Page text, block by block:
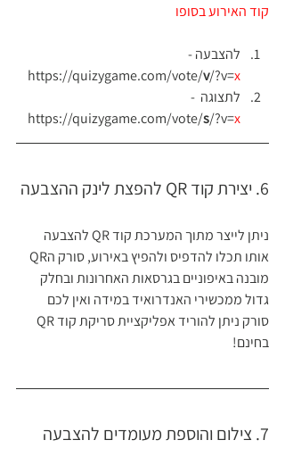
קוד האירוע בסופו
להצבעה -
https://quizygame.com/vote/v/?v=x
לתצוגה  -
https://quizygame.com/vote/s/?v=x
6. יצירת קוד QR להפצת לינק ההצבעה
ניתן לייצר מתוך המערכת קוד QR להצבעה
מובנה באיפוניים בגרסאות האחרונות ובחלק
גדול ממכשירי האנדרואיד במידה ואין לכם
בחינם!
7. צילום והוספת מעומדים להצבעה